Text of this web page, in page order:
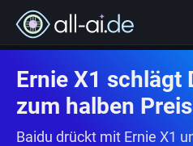
Ernie X1 schlägt
zum halben
Baidu drückt mit Ernie X1